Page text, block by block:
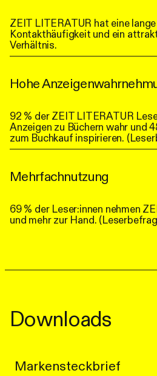
ZEIT LITERATUR hat eine
Kontakthäufigkeit und ein
Verhältnis.
Hohe
92 % der ZEIT LITERATUR
Anzeigen zu Büchern wahr und
zum Buchkauf inspirieren.
Mehrfachnutzung
69 % der Leser:innen nehmen
und mehr zur Hand.
Downloads
Markensteckbrief